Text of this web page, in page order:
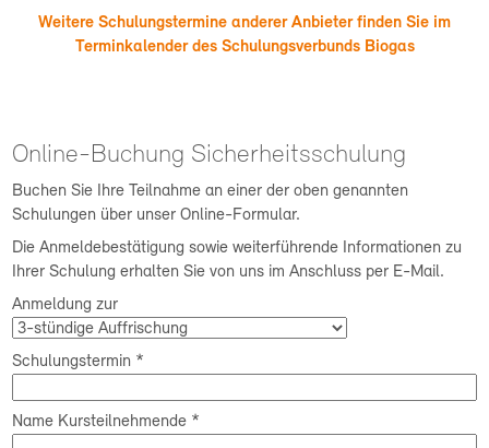
Weitere Schulungstermine anderer Anbieter finden Sie im
Terminkalender des Schulungsverbunds Biogas
Online-Buchung Sicherheitsschulung
Buchen Sie Ihre Teilnahme an einer der oben genannten
Schulungen über unser Online-Formular.
Die Anmeldebestätigung sowie weiterführende Informationen zu
Ihrer Schulung erhalten Sie von uns im Anschluss per E-Mail.
Anmeldung zur
Schulungstermin *
Name Kursteilnehmende *